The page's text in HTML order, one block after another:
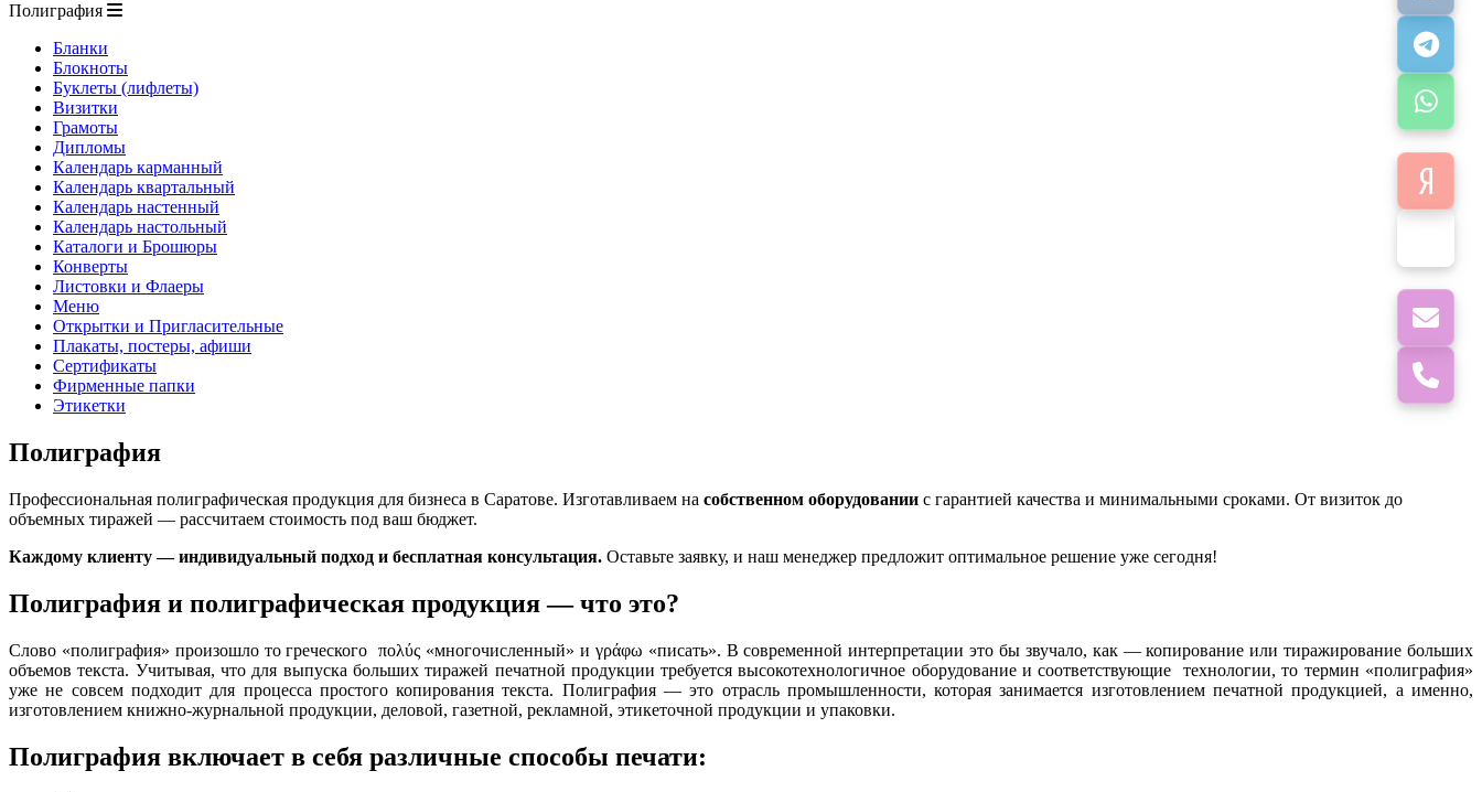
Полиграфия
Бланки
Блокноты
Буклеты (лифлеты)
Визитки
Грамоты
Дипломы
Календарь карманный
Календарь квартальный
Календарь настенный
Календарь настольный
Каталоги и Брошюры
Конверты
Листовки и Флаеры
Меню
Открытки и Пригласительные
Плакаты, постеры, афиши
Сертификаты
Фирменные папки
Этикетки
Полиграфия
Профессиональная полиграфическая продукция для бизнеса в Саратове. Изготавливаем на собственном оборудовании с гарантией качества и минимальными сроками. От визиток до
объемных тиражей — рассчитаем стоимость под ваш бюджет.
Каждому клиенту — индивидуальный подход и бесплатная консультация. Оставьте заявку, и наш менеджер предложит оптимальное решение уже сегодня!
Полиграфия и полиграфическая продукция — что это?
Слово «полиграфия» произошло то греческого πολύς «многочисленный» и γράφω «писать». В современной интерпретации это бы звучало, как — копирование или тиражирование больших
объемов текста. Учитывая, что для выпуска больших тиражей печатной продукции требуется высокотехнологичное оборудование и соответствующие технологии, то термин «полиграфия»
уже не совсем подходит для процесса простого копирования текста. Полиграфия — это отрасль промышленности, которая занимается изготовлением печатной продукцией, а именно,
изготовлением книжно-журнальной продукции, деловой, газетной, рекламной, этикеточной продукции и упаковки.
Полиграфия включает в себя различные способы печати: